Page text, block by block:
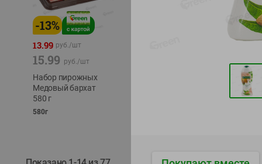
-13%
13.99 руб./шт
15.99 руб./шт
Набор пирожных
Медовый бархат
580 г
580г
-24%
4.99
ТОФУ
230г